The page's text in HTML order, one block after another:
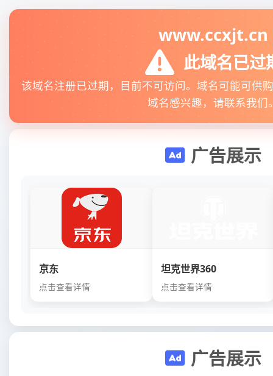
www.ccxjt.cn
此域名已过
该域名注册已过期，目前不可访问。域名可能可供
域名感兴趣，请联系我们
广告展示
京东
点击查看详情
坦克世界360
点击查看详情
广告展示